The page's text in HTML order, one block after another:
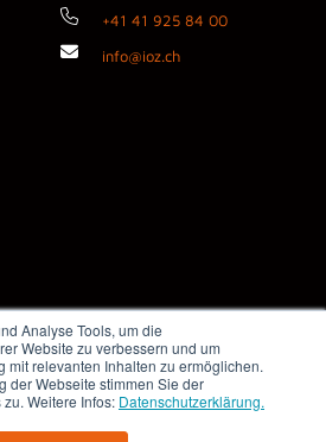
Analyse Tools, um die
Website zu verbessern und um
mit relevanten Inhalten zu ermöglichen.
der Webseite stimmen Sie der
Weitere Infos: Datenschutzerklärung.
+41 41 925 84 00
info@ioz.ch
AG ·Impressum·Datenschutz · AGB